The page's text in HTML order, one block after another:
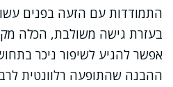
התמודדות עם הזעה בפנים
בעזרת גישה משולבת, הכלה
אפשר להגיע לשיפור ניכר
ההבנה שהתופעה רלוונטית